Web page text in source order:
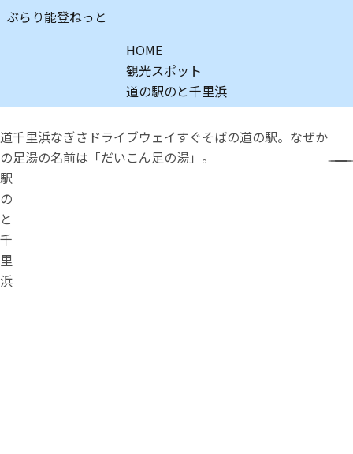
ぶらり能登ねっと
HOME
観光スポット
道の駅のと千里浜
道
の
駅
の
と
千
里
浜
千里浜なぎさドライブウェイすぐそばの道の駅。なぜか
足湯の名前は「だいこん足の湯」。